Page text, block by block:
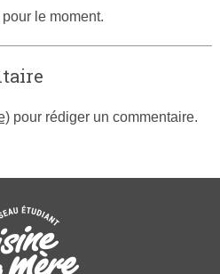
le moment.
pour rédiger un commentaire.